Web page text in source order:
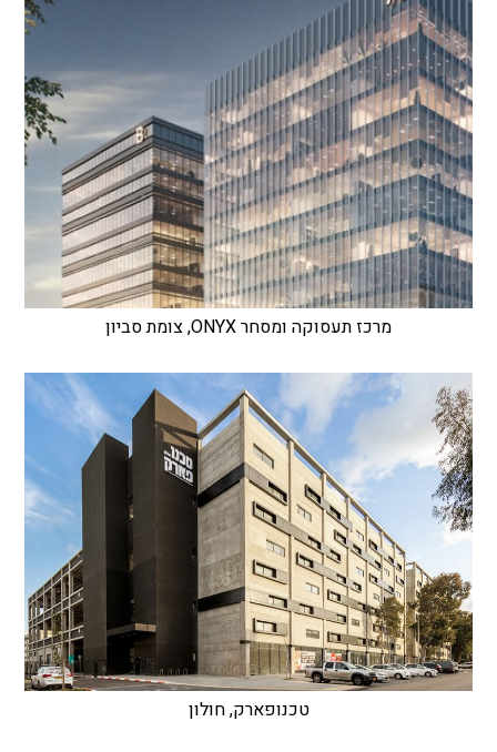
מרכז תעסוקה ומסחר ONYX, צומת סביון
טכנופארק, חולון